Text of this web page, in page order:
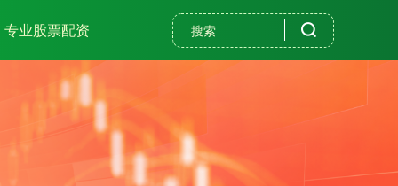
专业股票配资